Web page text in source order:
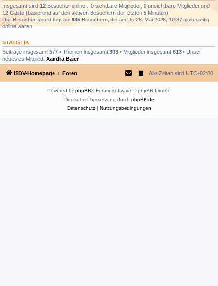
Insgesamt sind 12 Besucher online :: 0 sichtbare Mitglieder, 0 unsichtbare Mitglieder und
12 Gäste (basierend auf den aktiven Besuchern der letzten 5 Minuten)
Der Besucherrekord liegt bei 935 Besuchern, die am Do 28. Mai 2026, 10:37 gleichzeitig
online waren.
STATISTIK
Beiträge insgesamt 577 • Themen insgesamt 303 • Mitglieder insgesamt 613 • Unser
neuestes Mitglied: Xandra Baier
ISDV-Homepage Foren Alle Zeiten sind UTC+02:00
Powered by phpBB® Forum Software © phpBB Limited
Deutsche Übersetzung durch phpBB.de
Datenschutz| Nutzungsbedingungen